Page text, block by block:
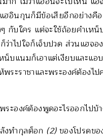
ฮอินกุนก็มีข้อเสียอีกอย่างคื
กับใคร แต่จะใช้ถ้อยคำเห
ว่าไปใจก็เจ็บปวด ส่วนแฮจ
บแนมก็เอาแต่เงียบและแอ
ระราชาและพระองค์ต้องไ
ระองค์ต้องพูดอะไรออกไปบ้
งทำกุลต็อก (2) ของโปรดขอ